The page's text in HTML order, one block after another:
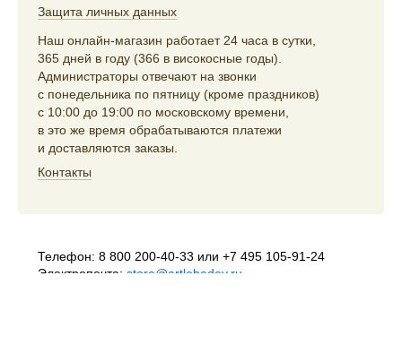
Защита личных данных
Наш онлайн-магазин работает 24 часа в сутки,
365 дней в году (366 в високосные годы).
Администраторы отвечают на звонки
с понедельника по пятницу (кроме праздников)
с 10:00 до 19:00 по московскому времени,
в это же время обрабатываются платежи
и доставляются заказы.
Контакты
Телефон: 8 800 200-40-33 или +7 495 105-91-24
Электропочта: store@artlebedev.ru